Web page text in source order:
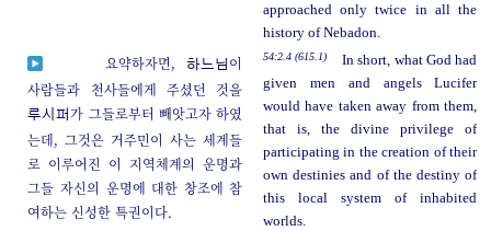
approached only twice in all the
history of Nebadon.
요약하자면,하느님 이
사람들과 천사들에게 주셨던 것을
루시퍼가 그들로부터 빼앗고자 하였
는데, 그것은 거주민이 사는 세계들
로 이루어진 이 지역체계의 운명과
그들 자신의 운명에 대한 창조에 참
여하는 신성한 특권이다.
54:2.4 (615.1)
In short, what God had
given men and angels Lucifer
would have taken away from them,
that is, the divine privilege of
participating in the creation of their
own destinies and of the destiny of
this local system of inhabited
worlds.